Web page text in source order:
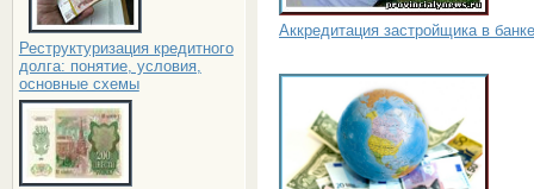
Реструктуризация кредитного
долга: понятие, условия,
основные схемы
Аккредитация застройщика в банке